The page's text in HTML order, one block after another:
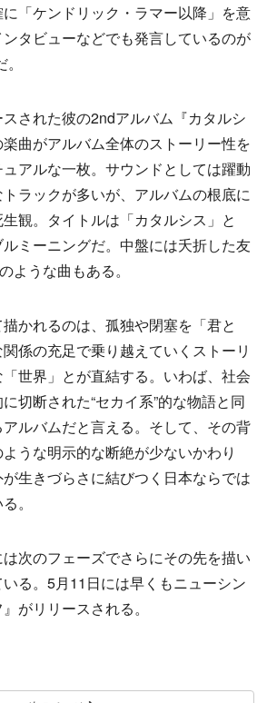
「ケンドリック・ラマー以降」を意
タビューなどでも発言しているのが
された彼の2ndアルバム『カタルシ
曲がアルバム全体のストーリー性を
アルな一枚。サウンドとしては躍動
ラックが多いが、アルバムの根底に
観。タイトルは「カタルシス」と
ルミーニングだ。中盤には夭折した友
ような曲もある。
かれるのは、孤独や閉塞を「君と
係の充足で乗り越えていくストーリ
世界」とが直結する。いわば、社会
切断された“セカイ系”的な物語と同
ルバムだと言える。そして、その背
うな明示的な断絶が少ないかわり
生きづらさに結びつく日本ならでは
。
次のフェーズでさらにその先を描い
る。5月11日には早くもニューシン
がリリースされる。